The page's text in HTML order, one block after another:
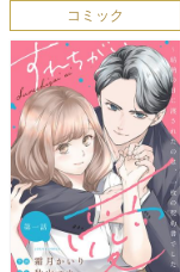
コミック